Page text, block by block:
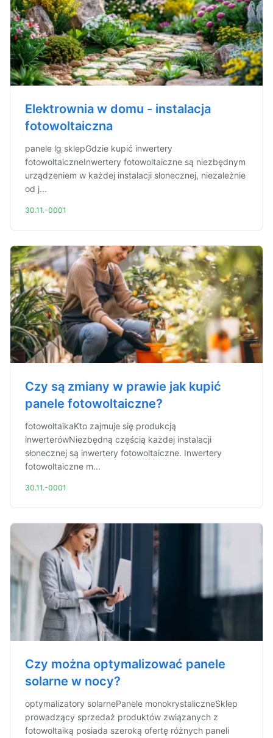
Elektrownia w domu - instalacja
fotowoltaiczna
panele lg sklepGdzie kupić inwertery
fotowoltaiczneInwertery fotowoltaiczne są niezbędnym
urządzeniem w każdej instalacji słonecznej, niezależnie
od j...
30.11.-0001
Czy są zmiany w prawie jak kupić
panele fotowoltaiczne?
fotowoltaikaKto zajmuje się produkcją
inwerterówNiezbędną częścią każdej instalacji
słonecznej są inwertery fotowoltaiczne. Inwertery
fotowoltaiczne m...
30.11.-0001
Czy można optymalizować panele
solarne w nocy?
optymalizatory solarnePanele monokrystaliczneSklep
prowadzący sprzedaż produktów związanych z
fotowoltaiką posiada szeroką ofertę różnych paneli